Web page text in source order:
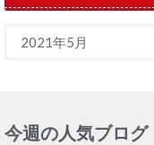
今週の人気ブログ